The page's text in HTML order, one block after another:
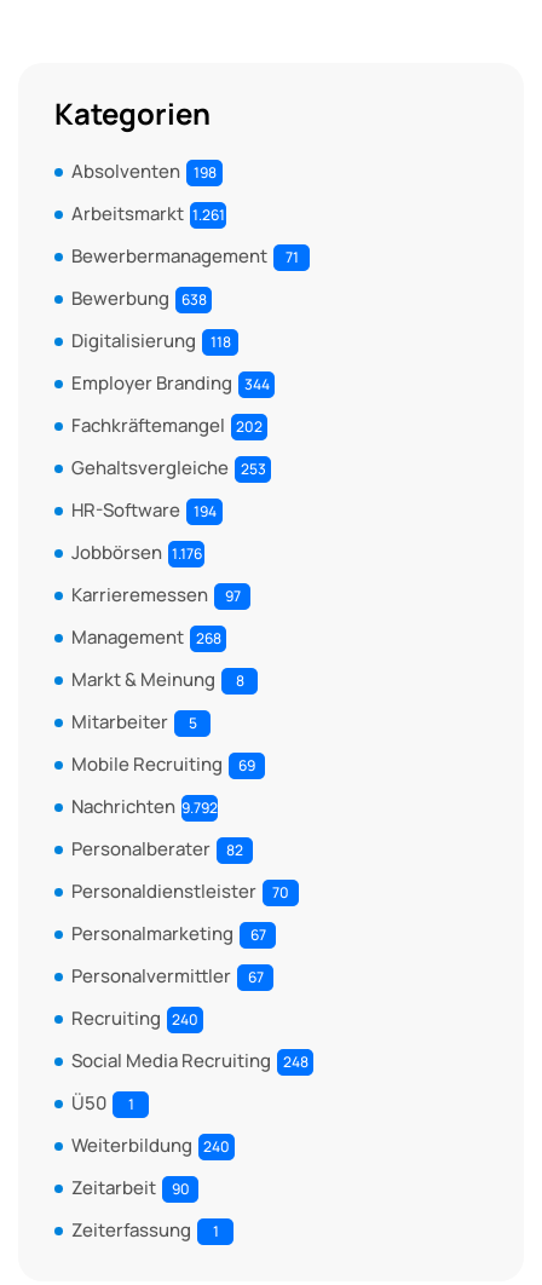
Kategorien
Absolventen 198
Arbeitsmarkt 1.261
Bewerbermanagement 71
Bewerbung 638
Digitalisierung 118
Employer Branding 344
Fachkräftemangel 202
Gehaltsvergleiche 253
HR-Software 194
Jobbörsen 1.176
Karrieremessen 97
Management 268
Markt & Meinung 8
Mitarbeiter 5
Mobile Recruiting 69
Nachrichten 9.792
Personalberater 82
Personaldienstleister 70
Personalmarketing 67
Personalvermittler 67
Recruiting 240
Social Media Recruiting 248
Ü50 1
Weiterbildung 240
Zeitarbeit 90
Zeiterfassung 1